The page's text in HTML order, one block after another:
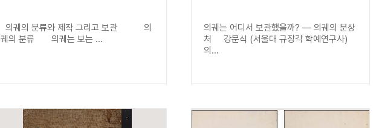
의궤의 분류와 제작 그리고 보관 의
궤의 분류 의궤는 보는 ...
의궤는 어디서 보관했을까? ― 의궤의 분상
처 강문식 (서울대 규장각 학예연구사)
의...